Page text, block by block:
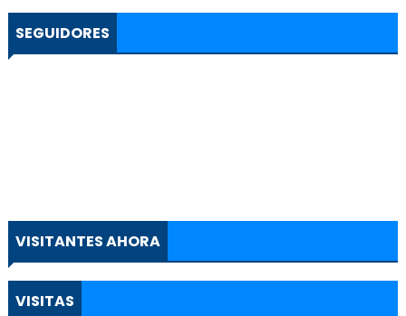
SEGUIDORES
VISITANTES AHORA
VISITAS